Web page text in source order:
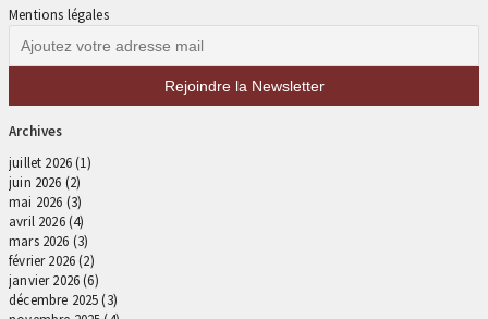
Mentions légales
Archives
juillet 2026(1)
juin 2026 (2)
mai 2026 (3)
avril 2026(4)
mars 2026 (3)
février 2026(2)
janvier 2026(6)
décembre 2025(3)